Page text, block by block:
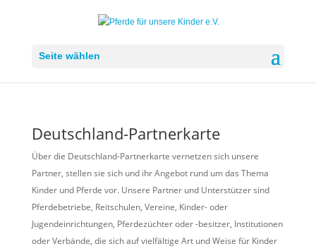
Seite wählen
Deutschland-Partnerkarte
Über die Deutschland-Partnerkarte vernetzen sich unsere
Partner, stellen sie sich und ihr Angebot rund um das Thema
Kinder und Pferde vor. Unsere Partner und Unterstützer sind
Pferdebetriebe, Reitschulen, Vereine, Kinder- oder
Jugendeinrichtungen, Pferdezüchter oder -besitzer, Institutionen
oder Verbände, die sich auf vielfältige Art und Weise für Kinder